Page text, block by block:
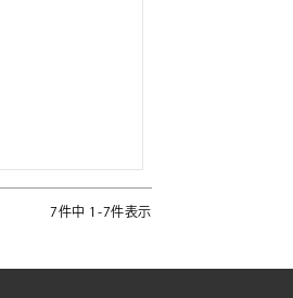
7件中 1 -7件表示